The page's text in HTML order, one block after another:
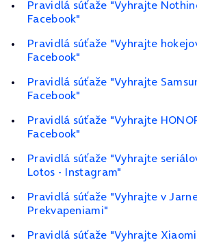
Pravidlá súťaže "Vyhrajte
Facebook"
Pravidlá súťaže "Vyhrajte
Facebook"
Pravidlá súťaže "Vyhrajte
Facebook"
Pravidlá súťaže "Vyhrajte
Facebook"
Pravidlá súťaže "Vyhrajte
Lotos - Instagram"
Pravidlá súťaže "Vyhrajte v
Prekvapeniami"
Pravidlá súťaže "Vyhrajte Xiaomi